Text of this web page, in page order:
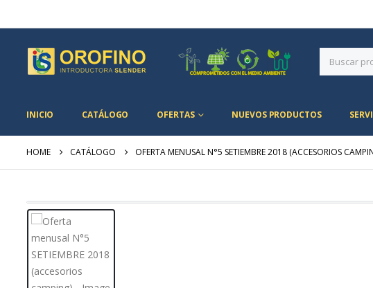
INICIO CATÁLOGO OFERTAS NUEVOS PRODUCTOS
HOME CATÁLOGO OFERTA MENUSAL N°5 SETIEMBRE 2018 (ACCESORIOS